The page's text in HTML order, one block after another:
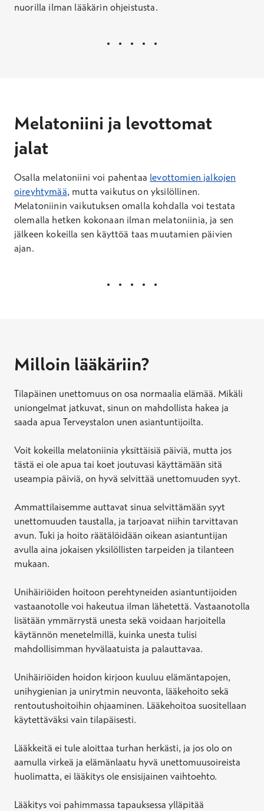
nuorilla ilman lääkärin ohjeistusta.
Melatoniini ja levottomat
jalat
Osalla melatoniini voi pahentaa levottomien jalkojen
oireyhtymää, mutta vaikutus on yksilöllinen.
Melatoniinin vaikutuksen omalla kohdalla voi testata
olemalla hetken kokonaan ilman melatoniinia, ja sen
jälkeen kokeilla sen käyttöä taas muutamien päivien
ajan.
Milloin lääkäriin?
Tilapäinen unettomuus on osa normaalia elämää. Mikäli
uniongelmat jatkuvat, sinun on mahdollista hakea ja
saada apua Terveystalon unen asiantuntijoilta.
Voit kokeilla melatoniinia yksittäisiä päiviä, mutta jos
tästä ei ole apua tai koet joutuvasi käyttämään sitä
useampia päiviä, on hyvä selvittää unettomuuden syyt.
Ammattilaisemme auttavat sinua selvittämään syyt
unettomuuden taustalla, ja tarjoavat niihin tarvittavan
avun. Tuki ja hoito räätälöidään oikean asiantuntijan
avulla aina jokaisen yksilöllisten tarpeiden ja tilanteen
mukaan.
Unihäiriöiden hoitoon perehtyneiden asiantuntijoiden
vastaanotolle voi hakeutua ilman lähetettä. Vastaanotolla
lisätään ymmärrystä unesta sekä voidaan harjoitella
käytännön menetelmillä, kuinka unesta tulisi
mahdollisimman hyvälaatuista ja palauttavaa.
Unihäiriöiden hoidon kirjoon kuuluu elämäntapojen,
unihygienian ja unirytmin neuvonta, lääkehoito sekä
rentoutushoitoihin ohjaaminen. Lääkehoitoa suositellaan
käytettäväksi vain tilapäisesti.
Lääkkeitä ei tule aloittaa turhan herkästi, ja jos olo on
aamulla virkeä ja elämänlaatu hyvä unettomuusoireista
huolimatta, ei lääkitys ole ensisijainen vaihtoehto.
Lääkitys voi pahimmassa tapauksessa ylläpitää